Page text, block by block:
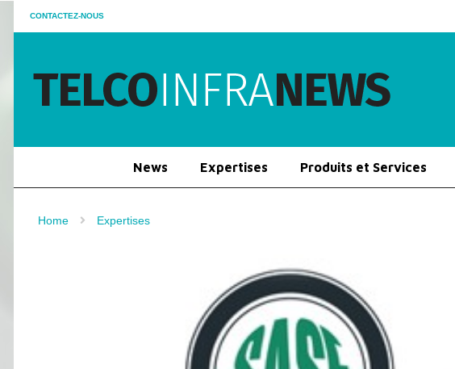
CONTACTEZ-NOUS
News Expertises Produits et Services
Home Expertises